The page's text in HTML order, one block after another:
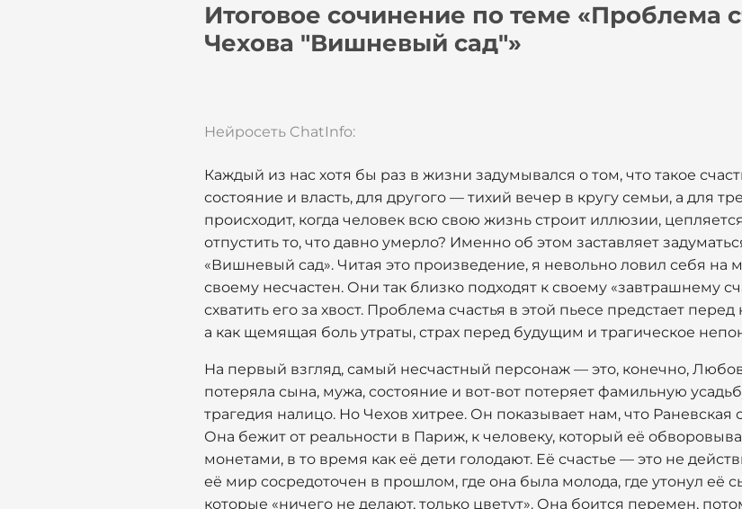
Итоговое сочинение по теме «Проблема
Чехова "Вишневый сад"»
Нейросеть ChatInfo:
Каждый из нас хотя бы раз в жизни задумывался о том, что такое
состояние и власть, для другого — тихий вечер в кругу семьи, а для
происходит, когда человек всю свою жизнь строит иллюзии,
отпустить то, что давно умерло? Именно об этом заставляет
«Вишневый сад». Читая это произведение, я невольно ловил себя на
своему несчастен. Они так близко подходят к своему «завтрашнему
схватить его за хвост. Проблема счастья в этой пьесе предстает
а как щемящая боль утраты, страх перед будущим и трагическое
На первый взгляд, самый несчастный персонаж — это, конечно,
потеряла сына, мужа, состояние и вот-вот потеряет фамильную
трагедия налицо. Но Чехов хитрее. Он показывает нам, что Раневская
Она бежит от реальности в Париж, к человеку, который её
монетами, в то время как её дети голодают. Её счастье — это не
её мир сосредоточен в прошлом, где она была молода, где утонул её
которые «ничего не делают, только цветут». Она боится перемен,